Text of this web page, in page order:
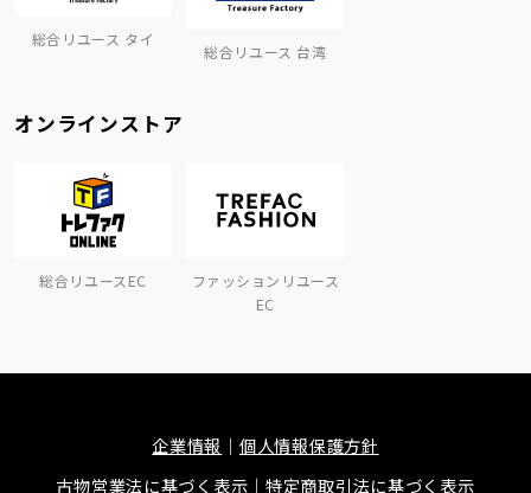
総合リユース タイ
総合リユース 台湾
オンラインストア
総合リユースEC
ファッションリユース
EC
企業情報
個人情報保護方針
古物営業法に基づく表示
特定商取引法に基づく表示